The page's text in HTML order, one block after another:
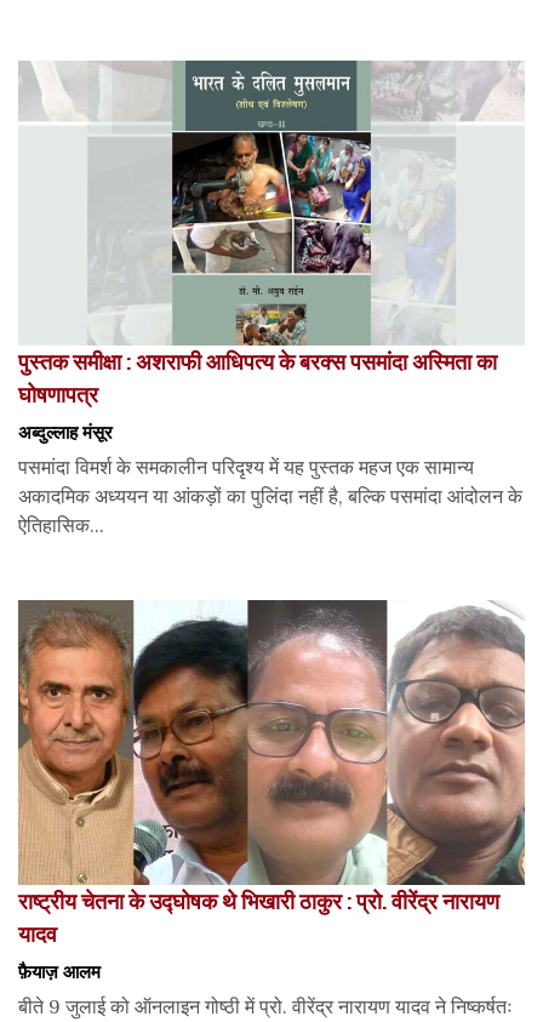
पुस्तक समीक्षा : अशराफी आधिपत्य के बरक्स पसमांदा अस्मिता का
घोषणापत्र
अब्दुल्लाह मंसूर
पसमांदा विमर्श के समकालीन परिदृश्य में यह पुस्तक महज एक सामान्य
अकादमिक अध्ययन या आंकड़ों का पुलिंदा नहीं है, बल्कि पसमांदा आंदोलन के
ऐतिहासिक...
राष्ट्रीय चेतना के उद्घोषक थे भिखारी ठाकुर : प्रो. वीरेंद्र नारायण
यादव
फ़ैयाज़ आलम
बीते 9 जुलाई को ऑनलाइन गोष्ठी में प्रो. वीरेंद्र नारायण यादव ने निष्कर्षतः